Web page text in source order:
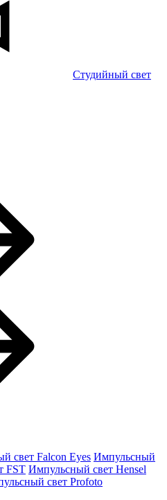
Студийный свет
свет Falcon Eyes Импульсный
FST Импульсный свет Hensel
свет Profoto